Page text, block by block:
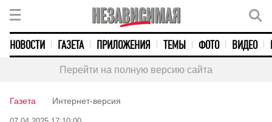
НОВОСТИ ГАЗЕТА ПРИЛОЖЕНИЯ ТЕМЫ ФОТО ВИДЕО
Перейти на полную версию сайта
Газета Интернет-версия